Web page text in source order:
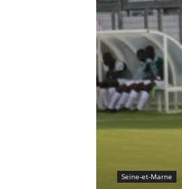
Seine-et-Marne